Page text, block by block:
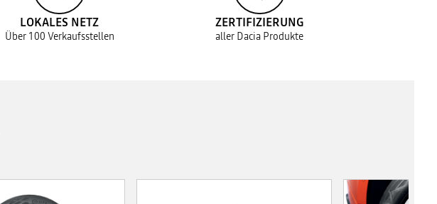
LOKALES NETZ
Über 100 Verkaufsstellen
ZERTIFIZIERUNG
aller Dacia Produkte